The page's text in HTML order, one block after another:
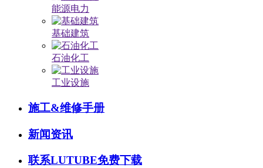
能源电力
基础建筑
石油化工
工业设施
施工&维修手册
新闻资讯
联系LUTUBE免费下载